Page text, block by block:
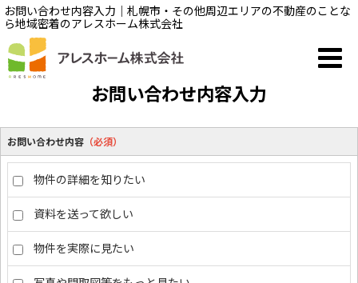
お問い合わせ内容入力｜札幌市・その他周辺エリアの不動産のことな
ら地域密着のアレスホーム株式会社
お問い合わせ内容入力
お問い合わせ内容 （必須）
物件の詳細を知りたい
資料を送って欲しい
物件を実際に見たい